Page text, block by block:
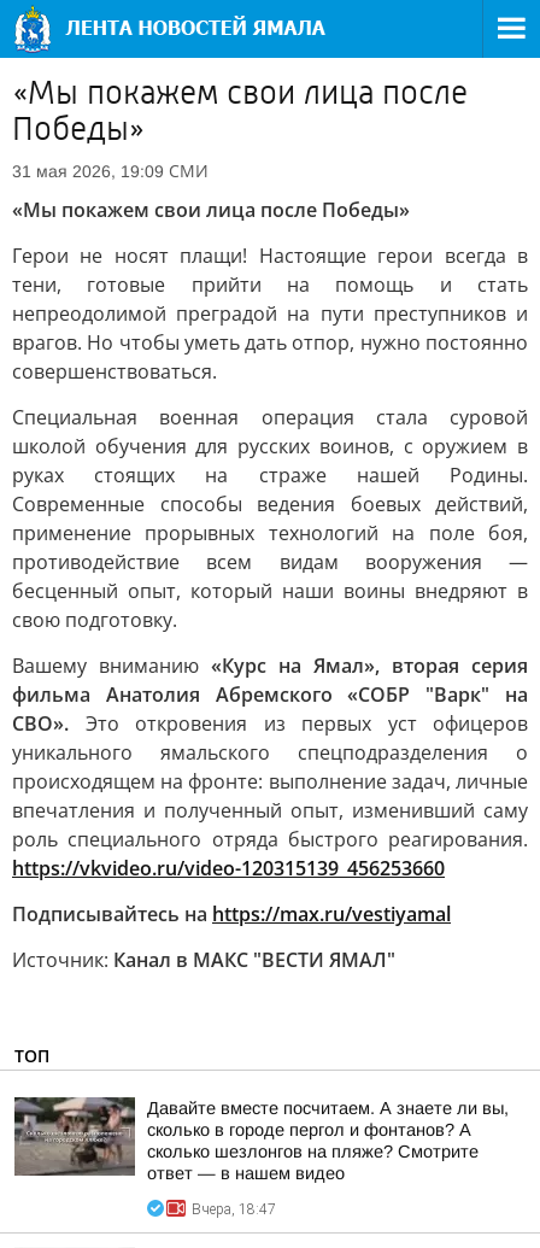
«Мы покажем свои лица после
Победы»
31 мая 2026, 19:09 СМИ
«Мы покажем свои лица после Победы»
Герои не носят плащи! Настоящие герои всегда в
тени, готовые прийти на помощь и стать
непреодолимой преградой на пути преступников и
врагов. Но чтобы уметь дать отпор, нужно постоянно
совершенствоваться.
Специальная военная операция стала суровой
школой обучения для русских воинов, с оружием в
руках стоящих на страже нашей Родины.
Современные способы ведения боевых действий,
применение прорывных технологий на поле боя,
противодействие всем видам вооружения —
бесценный опыт, который наши воины внедряют в
свою подготовку.
Вашему вниманию «Курс на Ямал», вторая серия
фильма Анатолия Абремского «СОБР "Варк" на
СВО». Это откровения из первых уст офицеров
уникального ямальского спецподразделения о
происходящем на фронте: выполнение задач, личные
впечатления и полученный опыт, изменивший саму
роль специального отряда быстрого реагирования.
https://vkvideo.ru/video-120315139_456253660
Подписывайтесь на https://max.ru/vestiyamal
Источник: Канал в МАКС "ВЕСТИ ЯМАЛ"
ТОП
Давайте вместе посчитаем. А знаете ли вы,
сколько в городе пергол и фонтанов? А
сколько шезлонгов на пляже? Смотрите
ответ — в нашем видео
Вчера, 18:47